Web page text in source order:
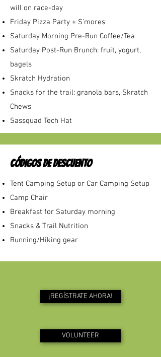
will on race-day
Friday Pizza Party + S'mores
Saturday Morning Pre-Run Coffee/Tea
Saturday Post-Run Brunch: fruit, yogurt,
bagels
Skratch Hydration
Snacks for the trail: granola bars, Skratch
Chews
Sassquad Tech Hat
CÓDIGOS DE DESCUENTO
Tent Camping Setup or Car Camping Setup
​Camp Chair
Breakfast for Saturday morning
Snacks & Trail Nutrition
Running/Hiking gear
¡REGÍSTRATE AHORA!
VOLUNTEER